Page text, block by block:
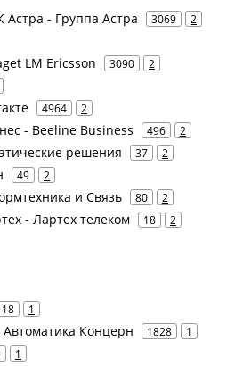
Астра - Группа Астра 3069 2
LM Ericsson 3090 2
4964 2
- Beeline Business 496 2
решения 37 2
49 2
и Связь 80 2
- Лартех телеком 18 2
18 1
Автоматика Концерн 1828 1
1